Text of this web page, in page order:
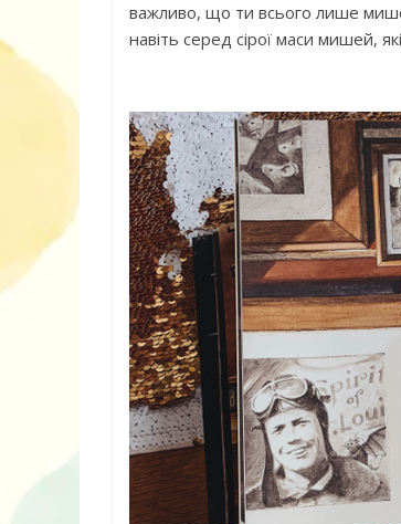
важливо, що ти всього лише
навіть серед сірої маси мишей,